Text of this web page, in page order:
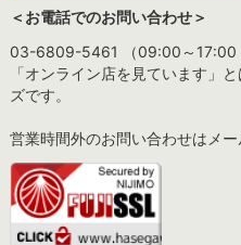
＜お電話でのお問い合わせ＞
03-6809-5461 （09:00～17:00
「オンライン店を見ています」
ズです。
営業時間外のお問い合わせはメー